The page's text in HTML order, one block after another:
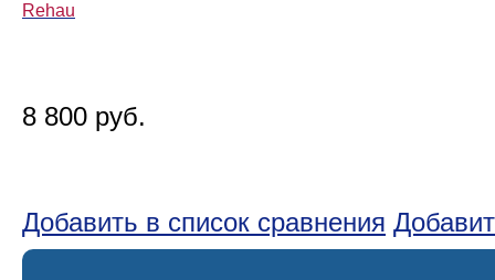
Rehau
8 800 руб.
Добавить в список сравнения